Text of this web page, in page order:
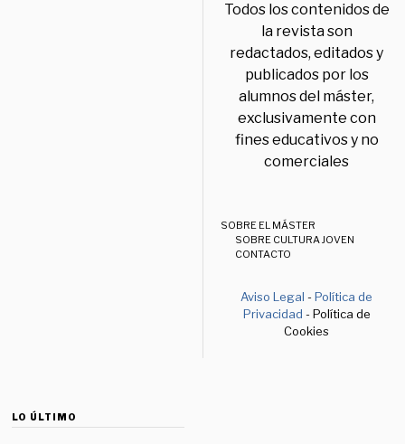
Todos los contenidos de
la revista son
redactados, editados y
publicados por los
alumnos del máster,
exclusivamente con
fines educativos y no
comerciales
SOBRE EL MÁSTER
SOBRE CULTURA JOVEN
CONTACTO
Aviso Legal -Política de
Privacidad - Política de
Cookies
LO ÚLTIMO